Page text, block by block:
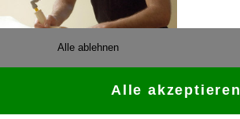
Alle ablehnen
Alle akzeptieren